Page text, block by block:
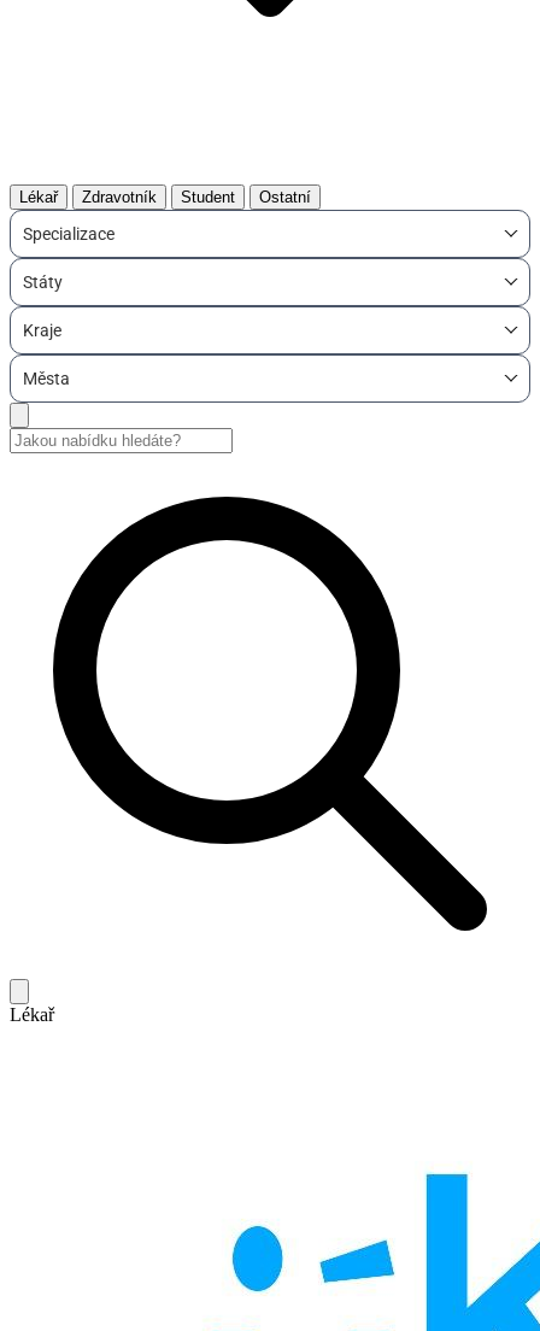
Lékař Zdravotník Student Ostatní
Specializace
Státy
Kraje
Města
Lékař